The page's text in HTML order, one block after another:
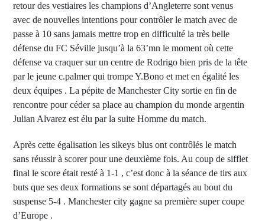
retour des vestiaires les champions d’Angleterre sont venus
avec de nouvelles intentions pour contrôler le match avec de
passe à 10 sans jamais mettre trop en difficulté la très belle
défense du FC Séville jusqu’à la 63’mn le moment où cette
défense va craquer sur un centre de Rodrigo bien pris de la tête
par le jeune c.palmer qui trompe Y.Bono et met en égalité les
deux équipes . La pépite de Manchester City sortie en fin de
rencontre pour céder sa place au champion du monde argentin
Julian Alvarez est élu par la suite Homme du match.
Après cette égalisation les sikeys blus ont contrôlés le match
sans réussir à scorer pour une deuxième fois. Au coup de sifflet
final le score était resté à 1-1 , c’est donc à la séance de tirs aux
buts que ses deux formations se sont départagés au bout du
suspense 5-4 . Manchester city gagne sa première super coupe
d’Europe .